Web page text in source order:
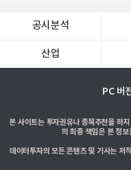
공시분석
산업
PC 버
본 사이트는 투자권유나 종목추천을 하
의 최종 책임은 본 정
데이터투자의 모든 콘텐츠 및 기사는 저